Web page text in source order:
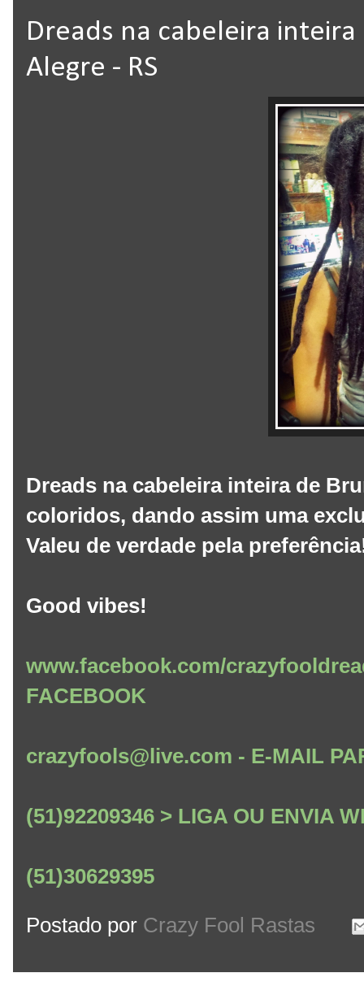
Dreads na cabeleira
Alegre - RS
Dreads na cabeleira inteira de
coloridos, dando assim uma
Valeu de verdade pela
Good vibes!
www.facebook.com/
FACEBOOK
crazyfools@live.com - E-MAIL
(51)92209346 > LIGA OU ENVIA
(51)30629395
Postado por Crazy Fool Rastas